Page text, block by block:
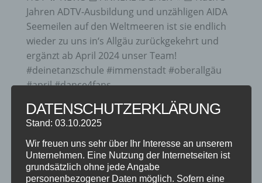
Jahren ADTV-Ausbildung und unzähligen AIDA
Seemeilen auf den Weltmeeren ist sie endlich
wieder zu uns in‘s Allgäu zurückgekehrt und
ergänzt ab April 2024 unser Team!
#deinetanzschule #immenstadt #oberallgäu
#april #dance4fans...
DATENSCHUTZERKLÄRUNG
Stand: 03.10.2025
Wir freuen uns sehr über Ihr Interesse an unserem
Unternehmen. Eine Nutzung der Internetseiten ist
grundsätzlich ohne jede Angabe
personenbezogener Daten möglich. Sofern eine